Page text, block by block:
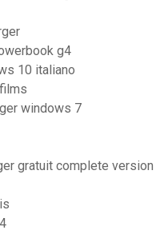
g4
10 italiano
windows 7
gratuit complete version